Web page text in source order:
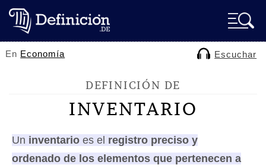
En Economía Escuchar
DEFINICIÓN DE
INVENTARIO
Un inventario es el registro preciso y
ordenado de los elementos que pertenecen a